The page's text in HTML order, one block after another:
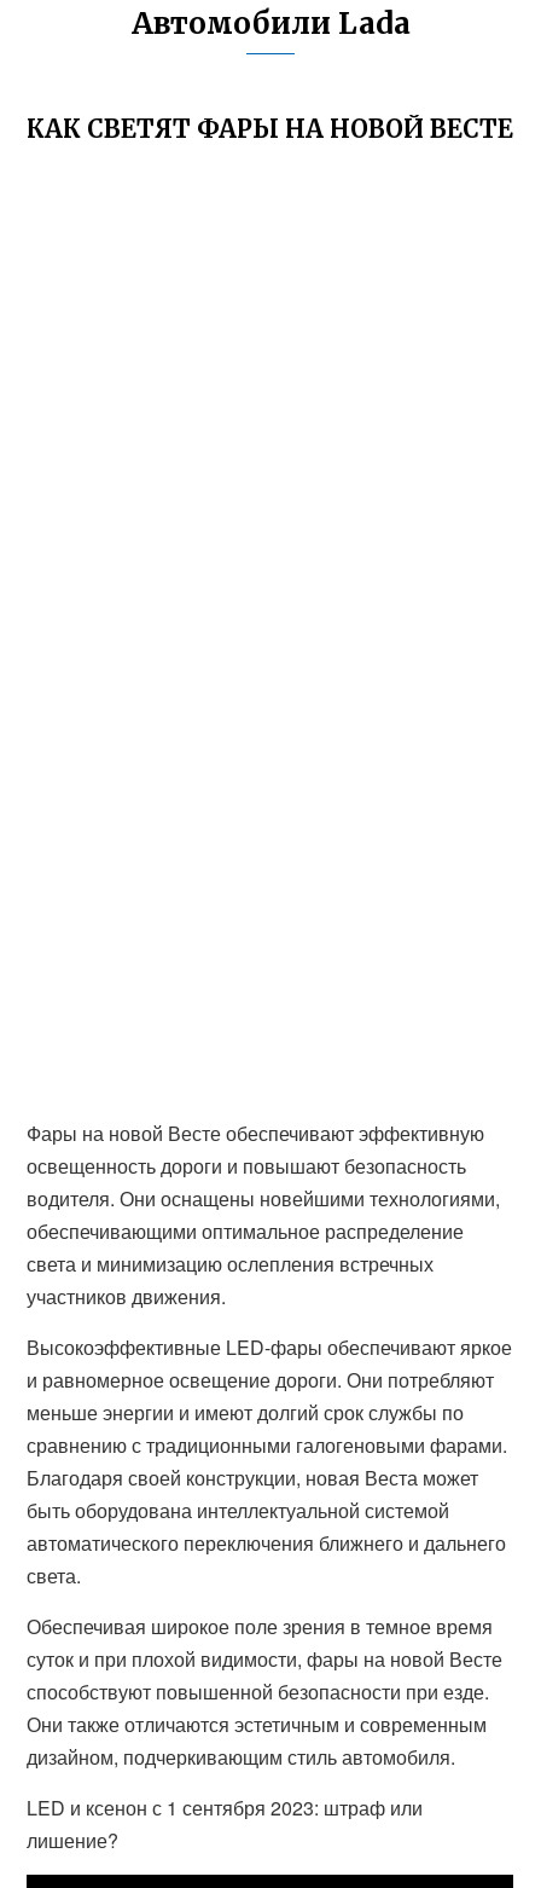
Автомобили Lada
КАК СВЕТЯТ ФАРЫ НА НОВОЙ ВЕСТЕ
Фары на новой Весте обеспечивают эффективную
освещенность дороги и повышают безопасность
водителя. Они оснащены новейшими технологиями,
обеспечивающими оптимальное распределение
света и минимизацию ослепления встречных
участников движения.
Высокоэффективные LED-фары обеспечивают яркое
и равномерное освещение дороги. Они потребляют
меньше энергии и имеют долгий срок службы по
сравнению с традиционными галогеновыми фарами.
Благодаря своей конструкции, новая Веста может
быть оборудована интеллектуальной системой
автоматического переключения ближнего и дальнего
света.
Обеспечивая широкое поле зрения в темное время
суток и при плохой видимости, фары на новой Весте
способствуют повышенной безопасности при езде.
Они также отличаются эстетичным и современным
дизайном, подчеркивающим стиль автомобиля.
LED и ксенон с 1 сентября 2023: штраф или
лишение?